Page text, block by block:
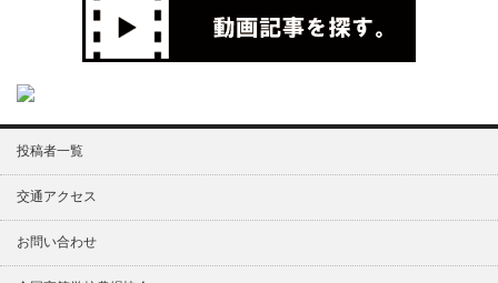
投稿者一覧
交通アクセス
お問い合わせ